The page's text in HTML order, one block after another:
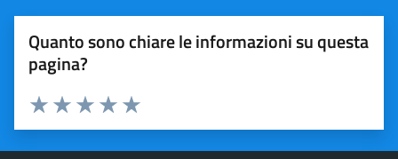
Quanto sono chiare le informazioni su questa
pagina?
Valuta 5 stelle su 5
Valuta 4 stelle su 5
Valuta 3 stelle su 5
Valuta 2 stelle su 5
Valuta 1 stelle su 5